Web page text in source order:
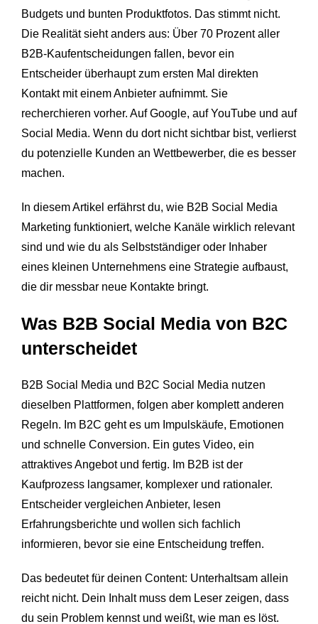
Budgets und bunten Produktfotos. Das stimmt nicht.
Die Realität sieht anders aus: Über 70 Prozent aller
B2B-Kaufentscheidungen fallen, bevor ein
Entscheider überhaupt zum ersten Mal direkten
Kontakt mit einem Anbieter aufnimmt. Sie
recherchieren vorher. Auf Google, auf YouTube und auf
Social Media. Wenn du dort nicht sichtbar bist, verlierst
du potenzielle Kunden an Wettbewerber, die es besser
machen.
In diesem Artikel erfährst du, wie B2B Social Media
Marketing funktioniert, welche Kanäle wirklich relevant
sind und wie du als Selbstständiger oder Inhaber
eines kleinen Unternehmens eine Strategie aufbaust,
die dir messbar neue Kontakte bringt.
Was B2B Social Media von B2C
unterscheidet
B2B Social Media und B2C Social Media nutzen
dieselben Plattformen, folgen aber komplett anderen
Regeln. Im B2C geht es um Impulskäufe, Emotionen
und schnelle Conversion. Ein gutes Video, ein
attraktives Angebot und fertig. Im B2B ist der
Kaufprozess langsamer, komplexer und rationaler.
Entscheider vergleichen Anbieter, lesen
Erfahrungsberichte und wollen sich fachlich
informieren, bevor sie eine Entscheidung treffen.
Das bedeutet für deinen Content: Unterhaltsam allein
reicht nicht. Dein Inhalt muss dem Leser zeigen, dass
du sein Problem kennst und weißt, wie man es löst.